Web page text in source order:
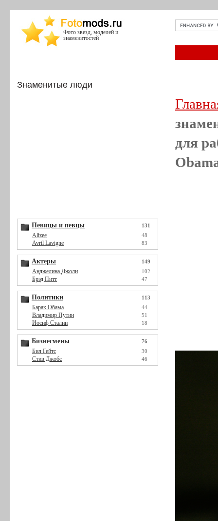
Фото звезд, моделей и
знаменитостей
Знаменитые люди
Певицы и певцы 131
Alizee 48
Avril Lavigne 83
Актеры 149
Анджелина Джоли 102
Брэд Питт 47
Политики 113
Барак Обама 44
Владимир Путин 51
Иосиф Сталин 18
Бизнесмены 76
Бил Гейтс 30
Стив Джобс 46
для